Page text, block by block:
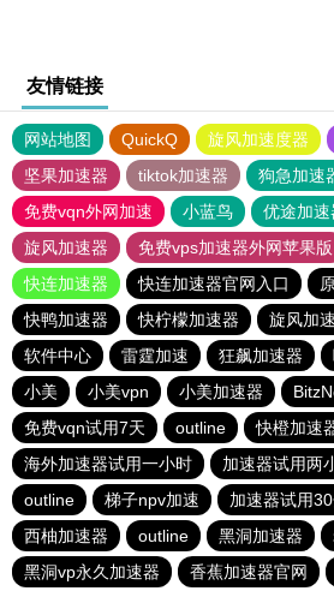
友情链接
网站地图 QuickQ 旋风加速度器
坚果加速器
tiktok加速器
狗急加速
免费vqn外网加速
小蓝鸟 优途加速
旋风加速器
免费vps加速器外网苹果版
快连加速器
快连加速器官网入口
快鸭加速器
快柠檬加速器 旋风加
软件中心
雷霆加速 狂飙加速器
小美
小美vpn 小美加速器
免费vqn试用7天
outline
快橙加速
海外加速器试用一小时
加速器试用两
outline
梯子npv加速 加速器试用
西柚加速器
outline 黑洞加速器
黑洞vp永久加速器
香蕉加速器官网